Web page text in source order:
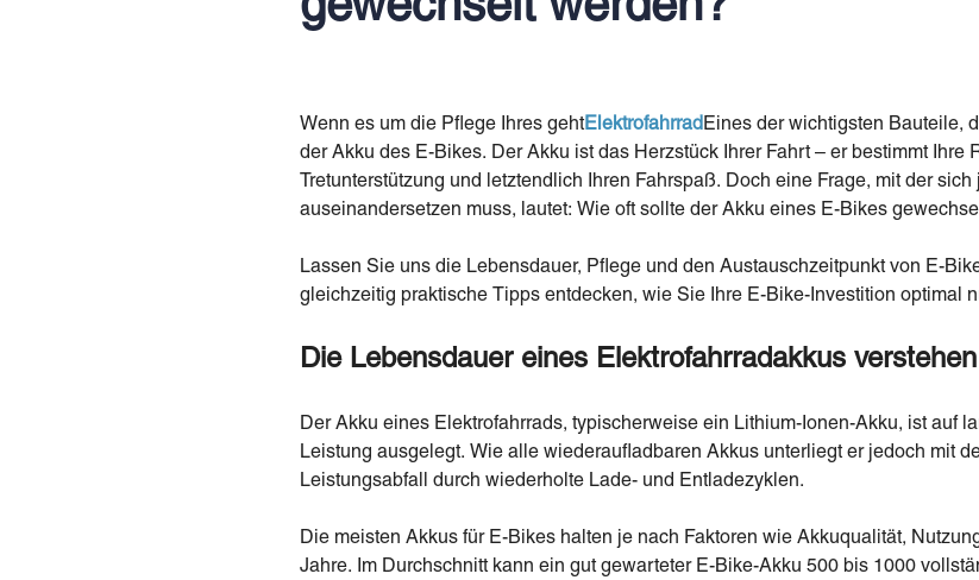
Wenn es um die Pflege Ihres gehtElektrofahrrad Eines der wichtigsten Bauteile,
der Akku des E-Bikes. Der Akku ist das Herzstück Ihrer Fahrt – er bestimmt Ihre
Tretunterstützung und letztendlich Ihren Fahrspaß. Doch eine Frage, mit der
auseinandersetzen muss, lautet: Wie oft sollte der Akku eines E-Bikes
Lassen Sie uns die Lebensdauer, Pflege und den Austauschzeitpunkt von E-
gleichzeitig praktische Tipps entdecken, wie Sie Ihre E-Bike-Investition optimal
Die Lebensdauer eines Elektrofahrradakkus verstehen
Der Akku eines Elektrofahrrads, typischerweise ein Lithium-Ionen-Akku, ist auf
Leistung ausgelegt. Wie alle wiederaufladbaren Akkus unterliegt er jedoch mit
Leistungsabfall durch wiederholte Lade- und Entladezyklen.
Die meisten Akkus für E-Bikes halten je nach Faktoren wie Akkuqualität,
Jahre. Im Durchschnitt kann ein gut gewarteter E-Bike-Akku 500 bis 1000